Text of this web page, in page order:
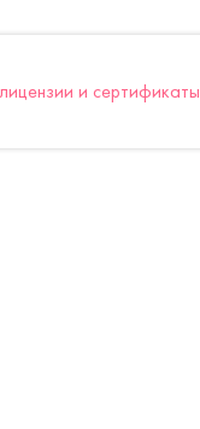
и сертификаты